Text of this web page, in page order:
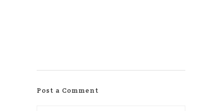
Post a Comment